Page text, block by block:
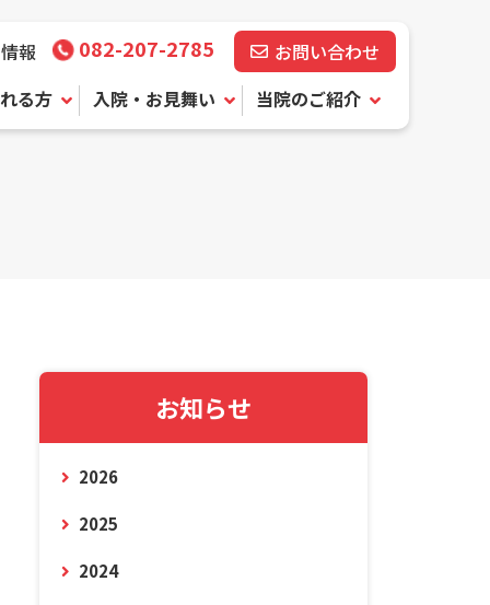
報 082-207-2785
お問い合わせ
る方
入院・お見舞い 当院のご紹介
お知らせ
2026
2025
2024